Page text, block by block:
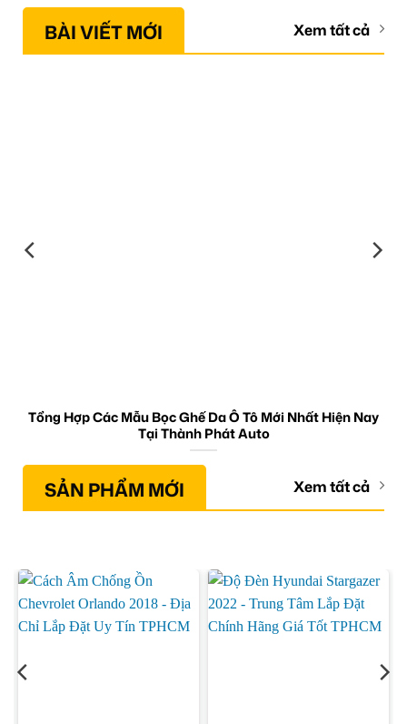
BÀI VIẾT MỚI Xem tất cả
Tổng Hợp Các Mẫu Bọc Ghế Da Ô Tô Mới Nhất Hiện Nay
Tại Thành Phát Auto
SẢN PHẨM MỚI Xem tất cả